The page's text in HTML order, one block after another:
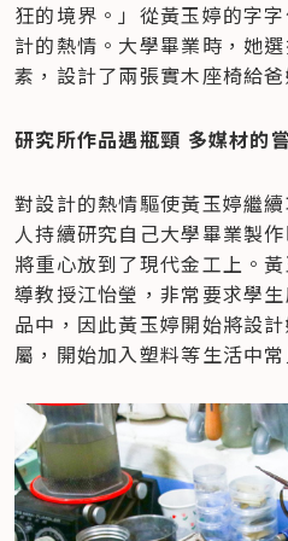
狂的境界。」從黃玉婷的字
計的熱情。大學畢業時，她
素，設計了兩張實木座椅給
研究所作品遇瓶頸 多媒材的
對設計的熱情驅使黃玉婷繼
人持續研究自己大學畢業製
將重心放到了現代金工上。
導教授江怡瑩，非常要求學
品中，因此黃玉婷開始將設
屬，開始加入塑料等生活中常